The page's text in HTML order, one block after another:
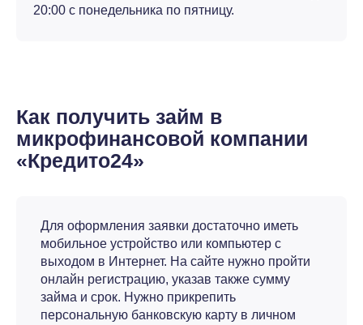
20:00 с понедельника по пятницу.
Как получить займ в
микрофинансовой компании
«Кредито24»
Для оформления заявки достаточно иметь
мобильное устройство или компьютер с
выходом в Интернет. На сайте нужно пройти
онлайн регистрацию, указав также сумму
займа и срок. Нужно прикрепить
персональную банковскую карту в личном